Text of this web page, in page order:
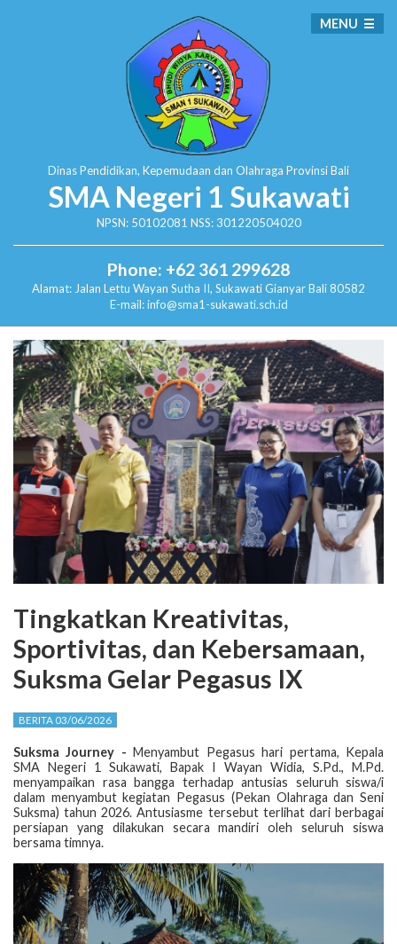
Dinas Pendidikan, Kepemudaan dan Olahraga Provinsi Bali
SMA Negeri 1 Sukawati
NPSN: 50102081 NSS: 301220504020
Phone: +62 361 299628
Alamat: Jalan Lettu Wayan Sutha II, SukawatiGianyar Bali 80582
E-mail: info@sma1-sukawati.sch.id
MENU
Tingkatkan Kreativitas,
Sportivitas, dan Kebersamaan,
Suksma Gelar Pegasus IX
BERITA 03/06/2026
Suksma Journey -Menyambut Pegasus hari pertama, Kepala
SMA Negeri 1 Sukawati, Bapak I Wayan Widia, S.Pd., M.Pd.
menyampaikan rasa bangga terhadap antusias seluruh siswa/i
dalam menyambut kegiatan Pegasus (Pekan Olahraga dan Seni
Suksma) tahun 2026. Antusiasme tersebut terlihat dari berbagai
persiapan yang dilakukan secara mandiri oleh seluruh siswa
bersama timnya.